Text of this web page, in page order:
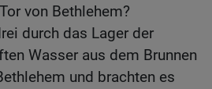
von Bethlehem?
durch das Lager der
Wasser aus dem Brunnen
und brachten es